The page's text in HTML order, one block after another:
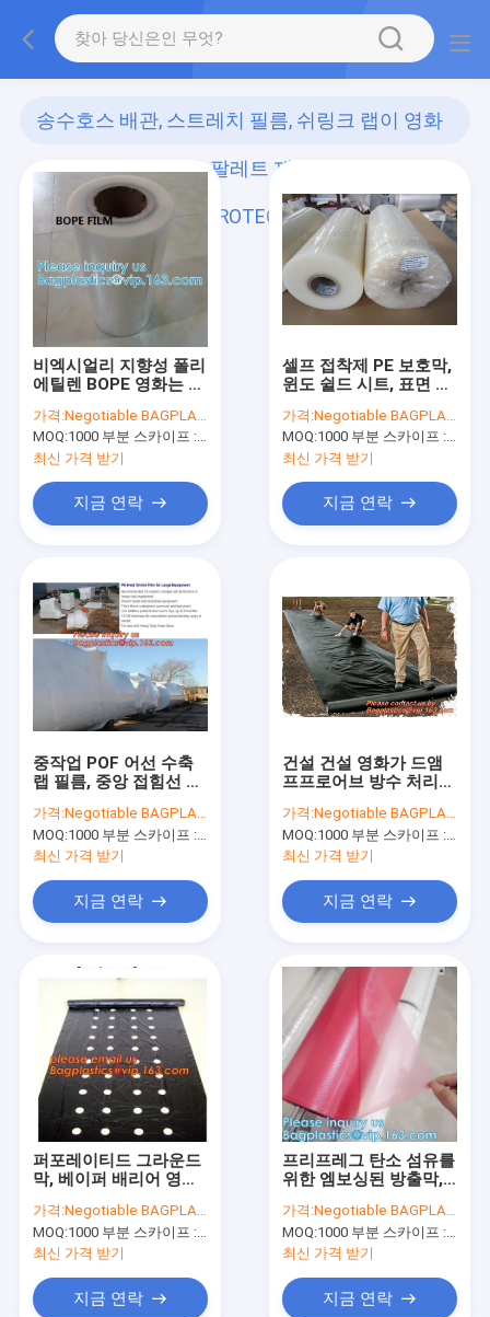
송수호스 배관, 스트레치 필름, 쉬링크 랩이 영화
여서 달라 붙습니다, 팔레트 재가 커버됩니다, 점
보가 불룩해집니다, PROTECTIVE가 영화화됩니
다
(16)
비엑시얼리 지향성 폴리
에틸렌 BOPE 영화는 유
BOPE LD-BOPE 선상저
밀도폴리에틸렌에서
BOPA를 대체합니다
가격:Negotiable BAGPLASTICS@YAHOO.COM
MOQ:1000 부분 스카이프 : 마이데아르닐
최신 가격 받기
지금 연락
셀프 접착제 PE 보호막,
윈도 쉴드 시트, 표면 안
호 시트
가격:Negotiable BAGPLASTICS@YAHOO.COM
MOQ:1000 부분 스카이프 : 마이데아르닐
최신 가격 받기
지금 연락
중작업 POF 어선 수축
랩 필름, 중앙 접힘선 영
는 열수축 필름
가격:Negotiable BAGPLASTICS@YAHOO.COM
MOQ:1000 부분 스카이프 : 마이데아르닐
최신 가격 받기
지금 연락
건설 건설 영화가 드앰
프프로어브 방수 처리하
섬유, 보호 커버를 못으
로 만듭니다
가격:Negotiable BAGPLASTICS@YAHOO.COM
MOQ:1000 부분 스카이프 : 마이데아르닐
최신 가격 받기
지금 연락
퍼포레이티드 그라운드
막, 베이퍼 배리어 영화,
화, 사려깊은 마일라 영
화
가격:Negotiable BAGPLASTICS@YAHOO.COM
MOQ:1000 부분 스카이프 : 마이데아르닐
최신 가격 받기
지금 연락
프리프레그 탄소 섬유를
위한 엠보싱된 방출막,
된 필름, 고무 격리판 보
호막
가격:Negotiable BAGPLASTICS@YAHOO.COM
MOQ:1000 부분 스카이프 : 마이데아르닐
최신 가격 받기
지금 연락